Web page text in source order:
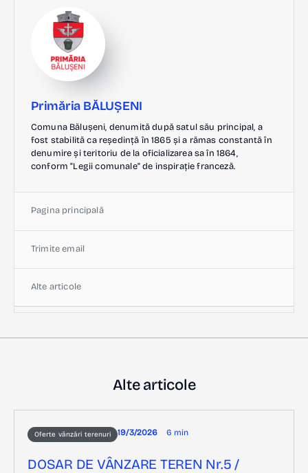
Primăria BĂLUȘENI
Comuna Bălușeni, denumită după satul său principal, a
fost stabilită ca reședință în 1865 și a rămas constantă în
denumire și teritoriu de la oficializarea sa în 1864,
conform "Legii comunale" de inspirație franceză.
Pagina principală
Trimite email
Alte articole
Alte articole
Oferte vânzări terenuri 19/3/2026 6 min
DOSAR DE VÂNZARE TEREN Nr.5 /